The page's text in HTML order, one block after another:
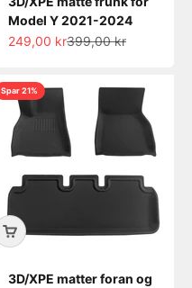
Model Y 2021-2024
Salgspris
249,00 krNormalpris
399,00 kr
Spar 21%
3D/XPE matter foran og